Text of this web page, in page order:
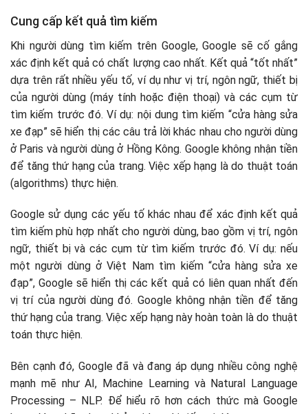
Cung cấp kết quả tìm kiếm
Khi người dùng tìm kiếm trên Google, Google sẽ cố gắng
xác định kết quả có chất lượng cao nhất. Kết quả “tốt nhất”
dựa trên rất nhiều yếu tố, ví dụ như vị trí, ngôn ngữ, thiết bị
của người dùng (máy tính hoặc điện thoại) và các cụm từ
tìm kiếm trước đó. Ví dụ: nội dung tìm kiếm “cửa hàng sửa
xe đạp” sẽ hiển thị các câu trả lời khác nhau cho người dùng
ở Paris và người dùng ở Hồng Kông. Google không nhận tiền
để tăng thứ hạng của trang. Việc xếp hạng là do thuật toán
(algorithms) thực hiện.
Google sử dụng các yếu tố khác nhau để xác định kết quả
tìm kiếm phù hợp nhất cho người dùng, bao gồm vị trí, ngôn
ngữ, thiết bị và các cụm từ tìm kiếm trước đó. Ví dụ: nếu
một người dùng ở Việt Nam tìm kiếm “cửa hàng sửa xe
đạp”, Google sẽ hiển thị các kết quả có liên quan nhất đến
vị trí của người dùng đó. Google không nhận tiền để tăng
thứ hạng của trang. Việc xếp hạng này hoàn toàn là do thuật
toán thực hiện.
Bên cạnh đó, Google đã và đang áp dụng nhiều công nghệ
mạnh mẽ như AI, Machine Learning và Natural Language
Processing – NLP. Để hiểu rõ hơn cách thức mà Google